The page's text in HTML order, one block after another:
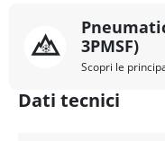
3PMSF)
Scopri le
Dati tecnici